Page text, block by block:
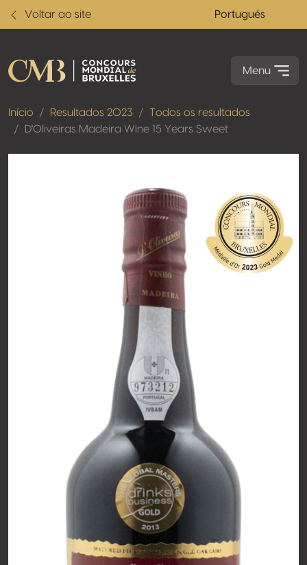
Voltar ao site Portugués
Menu
Início Resultados 2023
Todos os resultados
D'Oliveiras Madeira Wine 15 Years Sweet